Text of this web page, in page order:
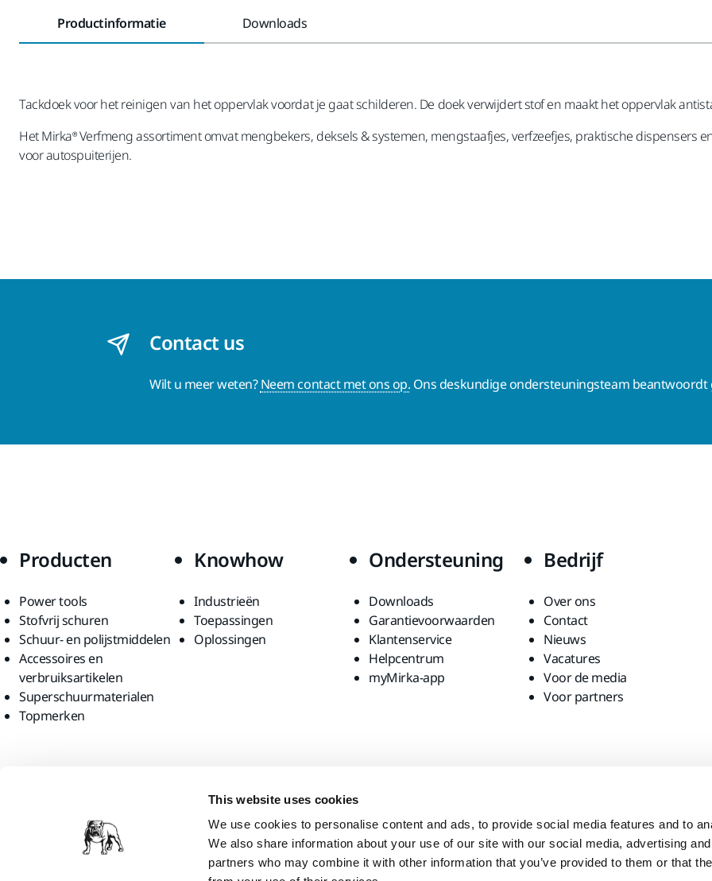
This website uses cookies
We use cookies to personalise content and ads, to provide social media features and to
We also share information about your use of our site with our social media, advertising
partners who may combine it with other information that you’ve provided to them or that
Productinformatie Downloads
Tackdoek voor het reinigen van het oppervlak voordat je gaat schilderen. De doek verwijdert stof en maakt het oppervlak
Het Mirka® Verfmeng assortiment omvat mengbekers, deksels & systemen, mengstaafjes, verfzeefjes, praktische dispensers
voor autospuiterijen.
Contact us
Wilt u meer weten?Neem contact met ons op. Ons deskundige ondersteuningsteam beantwoordt
Producten
Power tools
Stofvrij schuren
Schuur- en polijstmiddelen
Accessoires en
verbruiksartikelen
Superschuurmaterialen
Topmerken
Knowhow
Industrieën
Toepassingen
Oplossingen
Ondersteuning
Downloads
Garantievoorwaarden
Klantenservice
Helpcentrum
myMirka-app
Bedrijf
Over ons
Contact
Nieuws
Vacatures
Voor de media
Voor partners